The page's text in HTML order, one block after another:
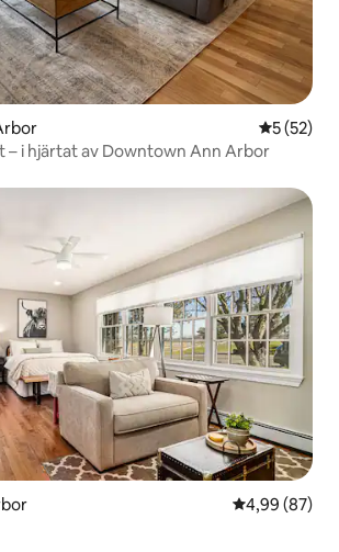
5 av 5 i
5 (52)
– i hjärtat av Downtown Ann Arbor
4,99 av 5 i
4,99 (87)